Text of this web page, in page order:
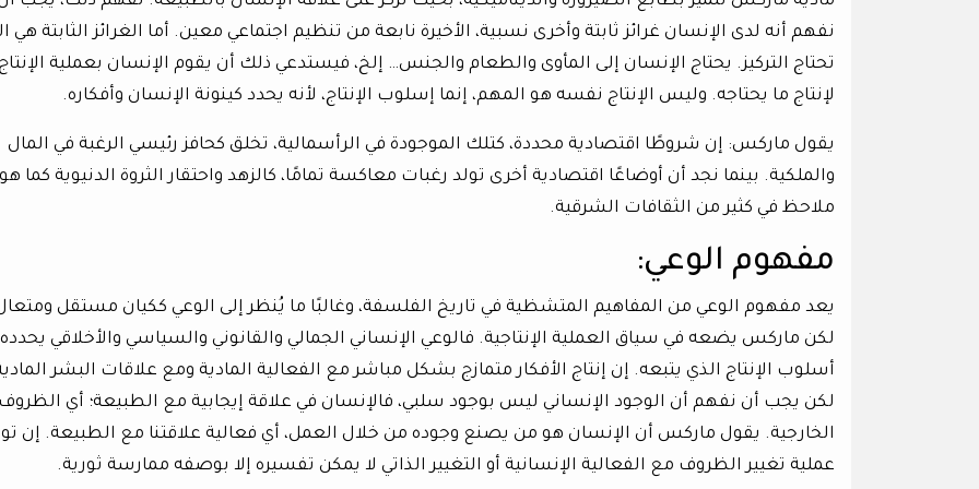
نفهم أنه لدى الإنسان غرائز ثابتة وأخرى نسبية، الأخيرة نابعة من تنظيم اجتماعي معين. أما الغرائز الثابتة هي
تحتاج التركيز. يحتاج الإنسان إلى المأوى والطعام والجنس… إلخ، فيستدعي ذلك أن يقوم الإنسان بعملية
لإنتاج ما يحتاجه. وليس الإنتاج نفسه هو المهم، إنما إسلوب الإنتاج، لأنه يحدد كينونة الإنسان وأفكاره.
يقول ماركس: إن شروطًا اقتصادية محددة، كتلك الموجودة في الرأسمالية، تخلق كحافز رئيسي الرغبة في المال
والملكية. بينما نجد أن أوضاعًا اقتصادية أخرى تولد رغبات معاكسة تمامًا، كالزهد واحتقار الثروة الدنيوية كما هو
ملاحظ في كثير من الثقافات الشرقية.
مفهوم الوعي:
يعد مفهوم الوعي من المفاهيم المتشظية في تاريخ الفلسفة، وغالبًا ما يُنظر إلى الوعي ككيان مستقل
لكن ماركس يضعه في سياق العملية الإنتاجية. فالوعي الإنساني الجمالي والقانوني والسياسي والأخلاقي يحدده
أسلوب الإنتاج الذي يتبعه. إن إنتاج الأفكار متمازج بشكل مباشر مع الفعالية المادية ومع علاقات البشر
لكن يجب أن نفهم أن الوجود الإنساني ليس بوجود سلبي، فالإنسان في علاقة إيجابية مع الطبيعة؛ أي الظروف
الخارجية. يقول ماركس أن الإنسان هو من يصنع وجوده من خلال العمل، أي فعالية علاقتنا مع الطبيعة. إن
عملية تغيير الظروف مع الفعالية الإنسانية أو التغيير الذاتي لا يمكن تفسيره إلا بوصفه ممارسة ثورية.